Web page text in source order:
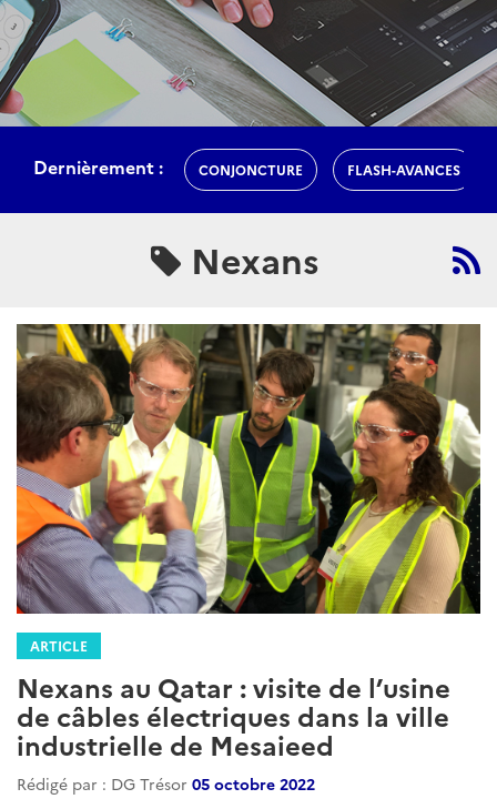
Dernièrement : CONJONCTURE FLASH-AVANCES
Nexans
ARTICLE
Nexans au Qatar : visite de l’usine
de câbles électriques dans la ville
industrielle de Mesaieed
Rédigé par : DG Trésor 05 octobre 2022